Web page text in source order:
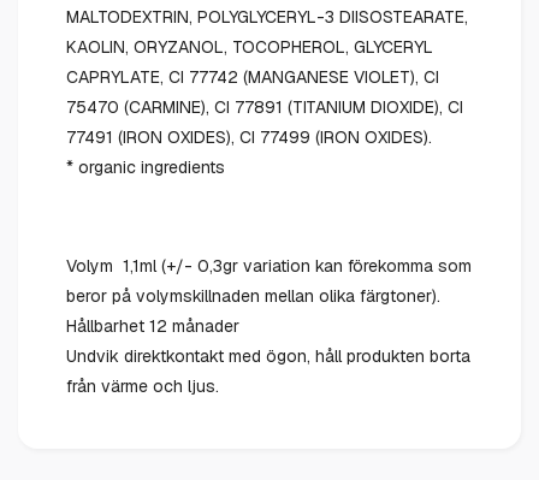
MALTODEXTRIN, POLYGLYCERYL-3 DIISOSTEARATE,
KAOLIN, ORYZANOL, TOCOPHEROL, GLYCERYL
CAPRYLATE, CI 77742 (MANGANESE VIOLET), CI
75470 (CARMINE), CI 77891 (TITANIUM DIOXIDE), CI
77491 (IRON OXIDES), CI 77499 (IRON OXIDES).
* organic ingredients
Volym 1,1ml (+/- 0,3gr variation kan förekomma som
beror på volymskillnaden mellan olika färgtoner).
Hållbarhet 12 månader
Undvik direktkontakt med ögon, håll produkten borta
från värme och ljus.